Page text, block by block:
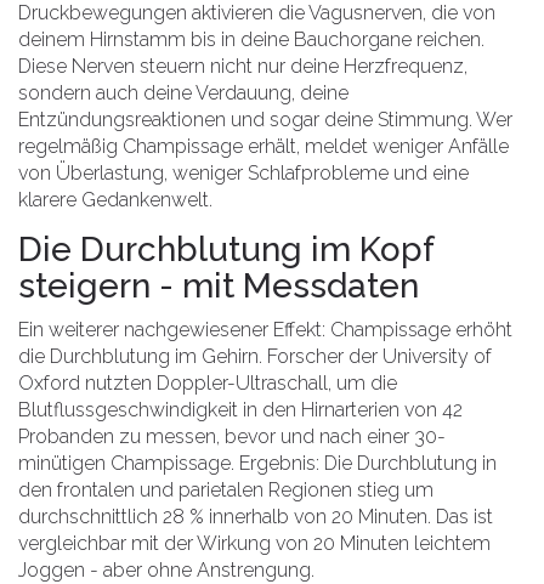
Druckbewegungen aktivieren die Vagusnerven, die von
deinem Hirnstamm bis in deine Bauchorgane reichen.
Diese Nerven steuern nicht nur deine Herzfrequenz,
sondern auch deine Verdauung, deine
Entzündungsreaktionen und sogar deine Stimmung. Wer
regelmäßig Champissage erhält, meldet weniger Anfälle
von Überlastung, weniger Schlafprobleme und eine
klarere Gedankenwelt.
Die Durchblutung im Kopf
steigern - mit Messdaten
Ein weiterer nachgewiesener Effekt: Champissage erhöht
die Durchblutung im Gehirn. Forscher der University of
Oxford nutzten Doppler-Ultraschall, um die
Blutflussgeschwindigkeit in den Hirnarterien von 42
Probanden zu messen, bevor und nach einer 30-
minütigen Champissage. Ergebnis: Die Durchblutung in
den frontalen und parietalen Regionen stieg um
durchschnittlich 28 % innerhalb von 20 Minuten. Das ist
vergleichbar mit der Wirkung von 20 Minuten leichtem
Joggen - aber ohne Anstrengung.